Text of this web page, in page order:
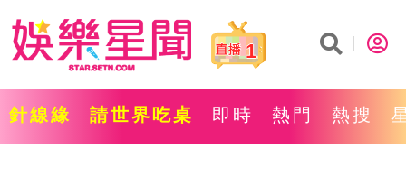
1
針線緣 請世界吃桌 即時 熱門 熱搜